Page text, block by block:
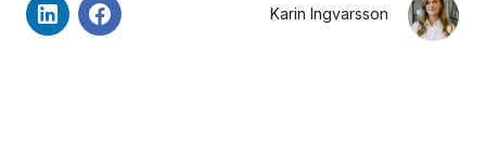
Karin Ingvarsson